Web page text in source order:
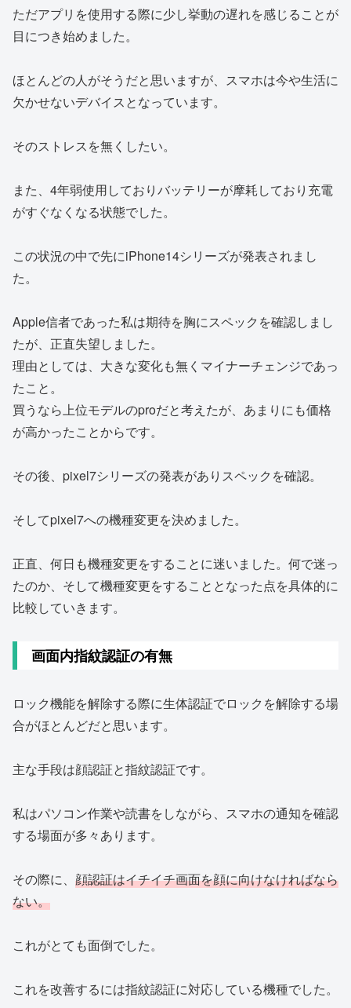
ただアプリを使用する際に少し挙動の遅れを感じることが
目につき始めました。
ほとんどの人がそうだと思いますが、スマホは今や生活に
欠かせないデバイスとなっています。
そのストレスを無くしたい。
また、4年弱使用しておりバッテリーが摩耗しており充電
がすぐなくなる状態でした。
この状況の中で先にiPhone14シリーズが発表されまし
た。
Apple信者であった私は期待を胸にスペックを確認しまし
たが、正直失望しました。
理由としては、大きな変化も無くマイナーチェンジであっ
たこと。
買うなら上位モデルのproだと考えたが、あまりにも価格
が高かったことからです。
その後、pixel7シリーズの発表がありスペックを確認。
そしてpixel7への機種変更を決めました。
正直、何日も機種変更をすることに迷いました。何で迷っ
たのか、そして機種変更をすることとなった点を具体的に
比較していきます。
画面内指紋認証の有無
ロック機能を解除する際に生体認証でロックを解除する場
合がほとんどだと思います。
主な手段は顔認証と指紋認証です。
私はパソコン作業や読書をしながら、スマホの通知を確認
する場面が多々あります。
その際に、 顔認証はイチイチ画面を顔に向けなければなら
ない。
これがとても面倒でした。
これを改善するには指紋認証に対応している機種でした。